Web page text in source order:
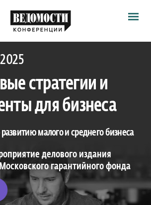
стратегии и
для бизнеса
малого и среднего бизнеса
делового издания
гарантийного фонда